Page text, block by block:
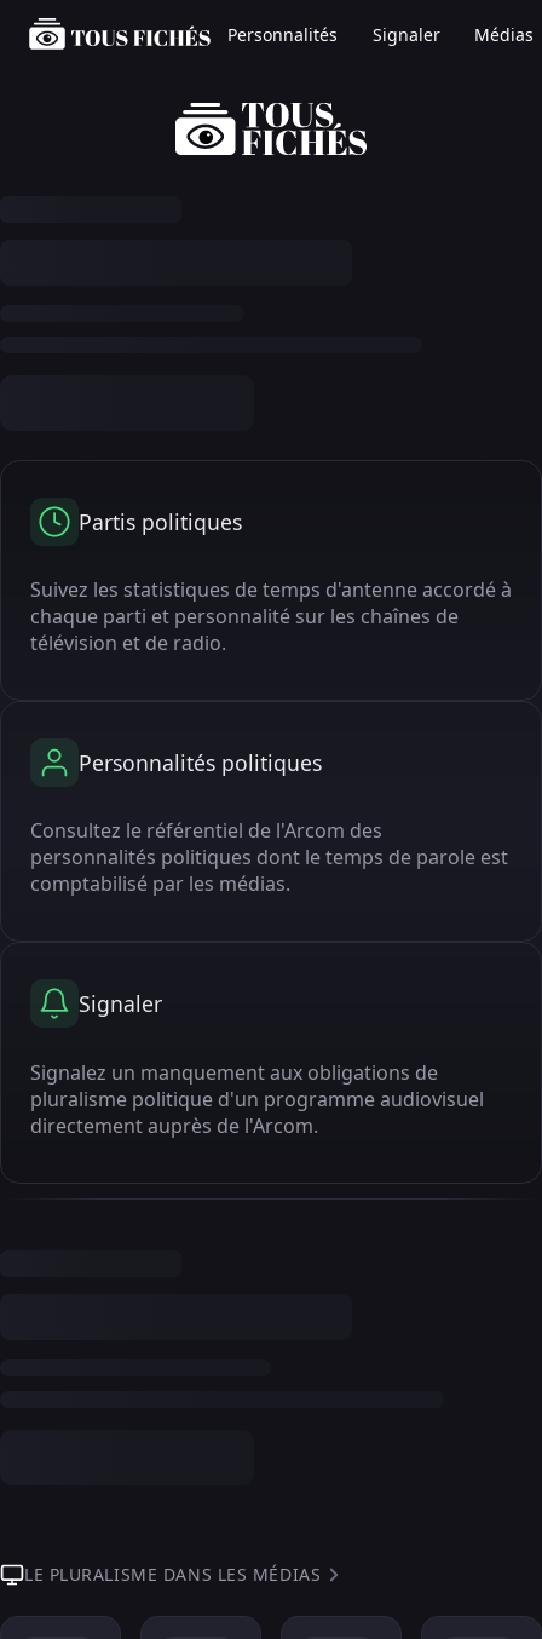
Personnalités Signaler Médias
Partis politiques
Suivez les statistiques de temps d'antenne accordé à
chaque parti et personnalité sur les chaînes de
télévision et de radio.
Personnalités politiques
Consultez le référentiel de l'Arcom des
personnalités politiques dont le temps de parole est
comptabilisé par les médias.
Signaler
Signalez un manquement aux obligations de
pluralisme politique d'un programme audiovisuel
directement auprès de l'Arcom.
LE PLURALISME DANS LES MÉDIAS